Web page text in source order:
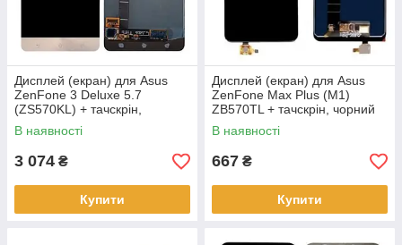
Дисплей (екран) для Asus
ZenFone 3 Deluxe 5.7
(ZS570KL) + тачскрін,
золотистий, Shimmer Gold,
OLED
В наявності
3 074 ₴
Купити
Дисплей (екран) для Asus
ZenFone Max Plus (M1)
ZB570TL + тачскрін, чорний
В наявності
667 ₴
Купити